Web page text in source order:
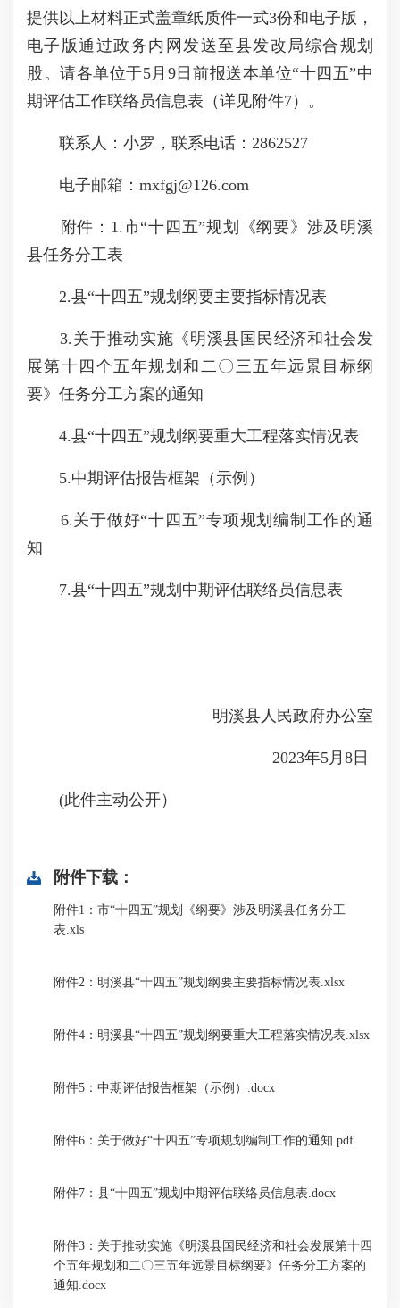
提供以上材料正式盖章纸质件一式3份和电子版，
电子版通过政务内网发送至县发改局综合规划
股。请各单位于5月9日前报送本单位“十四五”中
期评估工作联络员信息表（详见附件7）。
联系人：小罗，联系电话：2862527
电子邮箱：mxfgj@126.com
附件：1.市“十四五”规划《纲要》涉及明溪
县任务分工表
2.县“十四五”规划纲要主要指标情况表
3.关于推动实施《明溪县国民经济和社会发
展第十四个五年规划和二〇三五年远景目标纲
要》任务分工方案的通知
4.县“十四五”规划纲要重大工程落实情况表
5.中期评估报告框架（示例）
6.关于做好“十四五”专项规划编制工作的通
知
7.县“十四五”规划中期评估联络员信息表
明溪县人民政府办公室
2023年5月8日
(此件主动公开）
附件下载：
附件1：市“十四五”规划《纲要》涉及明溪县任务分工
表.xls
附件2：明溪县“十四五”规划纲要主要指标情况表.xlsx
附件4：明溪县“十四五”规划纲要重大工程落实情况表.xlsx
附件5：中期评估报告框架（示例）.docx
附件6：关于做好“十四五”专项规划编制工作的通知.pdf
附件7：县“十四五”规划中期评估联络员信息表.docx
附件3：关于推动实施《明溪县国民经济和社会发展第十四
个五年规划和二〇三五年远景目标纲要》任务分工方案的
通知.docx